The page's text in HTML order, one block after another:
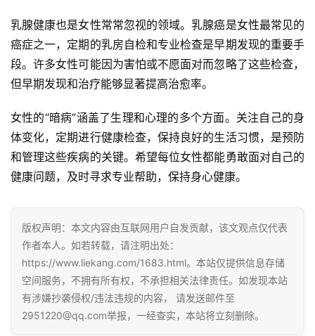
乳腺健康也是女性常常忽视的领域。乳腺癌是女性最常见的
癌症之一，定期的乳房自检和专业检查是早期发现的重要手
段。许多女性可能因为害怕或不愿面对而忽略了这些检查，
但早期发现和治疗能够显著提高治愈率。
女性的“暗病”涵盖了生理和心理的多个方面。关注自己的身
体变化，定期进行健康检查，保持良好的生活习惯，是预防
和管理这些疾病的关键。希望每位女性都能勇敢面对自己的
健康问题，及时寻求专业帮助，保持身心健康。
版权声明：本文内容由互联网用户自发贡献，该文观点仅代表
作者本人。如若转载，请注明出处：
https://www.liekang.com/1683.html。本站仅提供信息存储
空间服务，不拥有所有权，不承担相关法律责任。如发现本站
有涉嫌抄袭侵权/违法违规的内容， 请发送邮件至
2951220@qq.com举报，一经查实，本站将立刻删除。